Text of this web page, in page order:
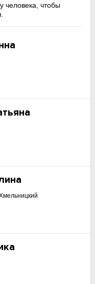
человека, чтобы